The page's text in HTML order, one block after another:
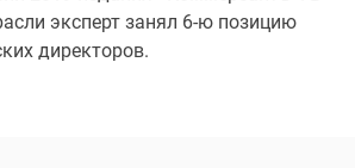
эксперт занял 6-ю позицию
директоров.